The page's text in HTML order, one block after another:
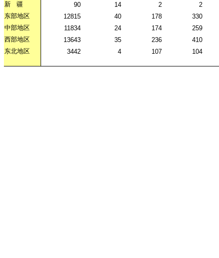
新
疆 90 14 2
2
东部地区
12815 40 178
330
中部地区
11834 24 174
259
西部地区
13643 35 236
410
东北地区
3442 4 107 104